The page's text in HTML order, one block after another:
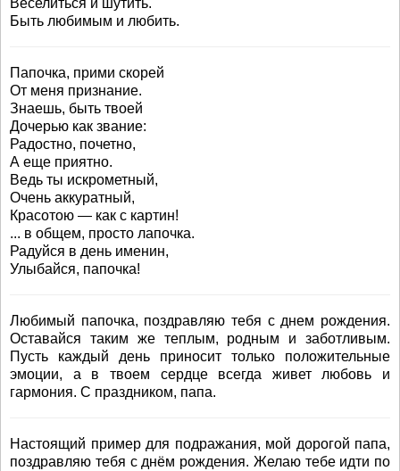
Веселиться и шутить.
Быть любимым и любить.
Папочка, прими скорей
От меня признание.
Знаешь, быть твоей
Дочерью как звание:
Радостно, почетно,
А еще приятно.
Ведь ты искрометный,
Очень аккуратный,
Красотою — как с картин!
... в общем, просто лапочка.
Радуйся в день именин,
Улыбайся, папочка!
Любимый папочка, поздравляю тебя с днем рождения.
Оставайся таким же теплым, родным и заботливым.
Пусть каждый день приносит только положительные
эмоции, а в твоем сердце всегда живет любовь и
гармония. С праздником, папа.
Настоящий пример для подражания, мой дорогой папа,
поздравляю тебя с днём рождения. Желаю тебе идти по